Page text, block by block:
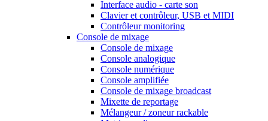
Interface audio - carte son
Clavier et contrôleur, USB et MIDI
Contrôleur monitoring
Console de mixage
Console de mixage
Console analogique
Console numérique
Console amplifiée
Console de mixage broadcast
Mixette de reportage
Mélangeur / zoneur rackable